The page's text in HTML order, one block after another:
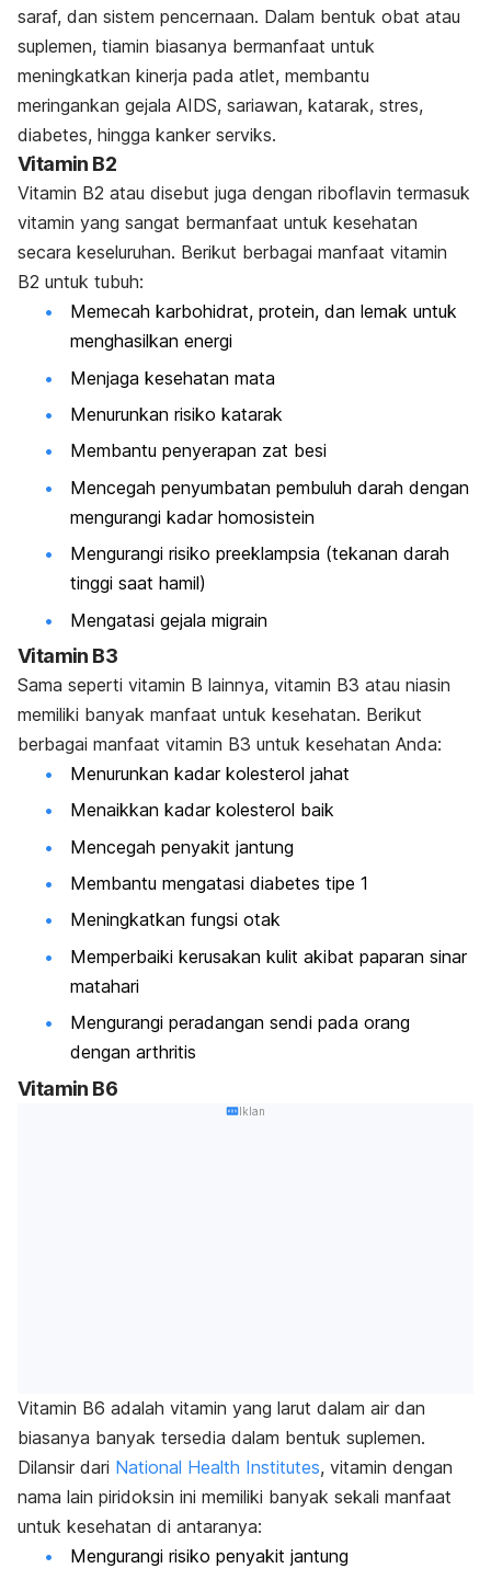
saraf, dan sistem pencernaan. Dalam bentuk obat atau
suplemen, tiamin biasanya bermanfaat untuk
meningkatkan kinerja pada atlet, membantu
meringankan gejala AIDS, sariawan, katarak, stres,
diabetes, hingga kanker serviks.
Vitamin B2
Vitamin B2 atau disebut juga dengan riboflavin termasuk
vitamin yang sangat bermanfaat untuk kesehatan
secara keseluruhan. Berikut berbagai manfaat vitamin
B2 untuk tubuh:
Memecah karbohidrat, protein, dan lemak untuk
menghasilkan energi
Menjaga kesehatan mata
Menurunkan risiko katarak
Membantu penyerapan zat besi
Mencegah penyumbatan pembuluh darah dengan
mengurangi kadar homosistein
Mengurangi risiko preeklampsia (tekanan darah
tinggi saat hamil)
Mengatasi gejala migrain
Vitamin B3
Sama seperti vitamin B lainnya, vitamin B3 atau niasin
memiliki banyak manfaat untuk kesehatan. Berikut
berbagai manfaat vitamin B3 untuk kesehatan Anda:
Menurunkan kadar kolesterol jahat
Menaikkan kadar kolesterol baik
Mencegah penyakit jantung
Membantu mengatasi diabetes tipe 1
Meningkatkan fungsi otak
Memperbaiki kerusakan kulit akibat paparan sinar
matahari
Mengurangi peradangan sendi pada orang
dengan arthritis
Vitamin B6
Iklan
Vitamin B6 adalah vitamin yang larut dalam air dan
biasanya banyak tersedia dalam bentuk suplemen.
Dilansir dari National Health Institutes, vitamin dengan
nama lain piridoksin ini memiliki banyak sekali manfaat
untuk kesehatan di antaranya:
Mengurangi risiko penyakit jantung